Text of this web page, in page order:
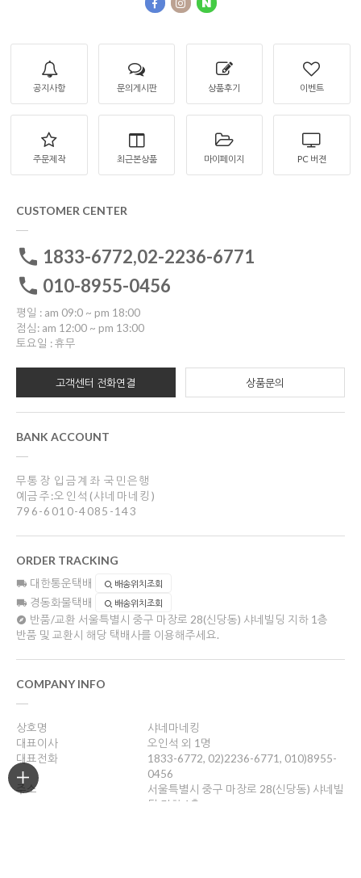
공지사항 문의게시판 상품후기 이벤트
주문제작 최근본상품 마이페이지 PC 버젼
CUSTOMER CENTER
1833-6772,02-2236-6771
010-8955-0456
평일 : am 09:0 ~ pm 18:00
점심: am 12:00 ~ pm 13:00
토요일 : 휴무
고객센터 전화연결 상품문의
BANK ACCOUNT
무통장 입금계좌 국민은행
예금주:오인석(샤네마네킹)
796-6010-4085-143
ORDER TRACKING
대한통운택배 배송위치조회
경동화물택배 배송위치조회
반품/교환 서울특별시 중구 마장로 28(신당동) 샤네빌딩 지하 1층
반품 및 교환시 해당 택배사를 이용해주세요.
COMPANY INFO
상호명
샤네마네킹
대표이사
오인석 외 1명
대표전화
1833-6772, 02)2236-6771, 010)8955-
0456
주소
서울특별시 중구 마장로 28(신당동) 샤네빌
딩 지하 1층